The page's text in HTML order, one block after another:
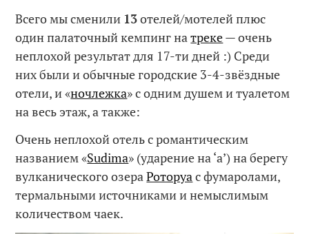
Всего мы сменили 13отелей/мотелей плюс
один палаточный кемпинг натреке— очень
неплохой результат для 17-ти дней :) Среди
них были и обычные городские 3-4-звёздные
отели, и «ночлежка» с одним душем и туалетом
на весь этаж, а также:
Очень неплохой отель с романтическим
названием «Sudima» (ударение на ‘a’) на берегу
вулканического озераРоторуас фумаролами,
термальными источниками и немыслимым
количеством чаек.